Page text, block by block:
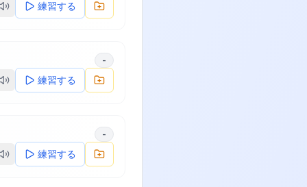
練習する
-
練習する
-
練習する